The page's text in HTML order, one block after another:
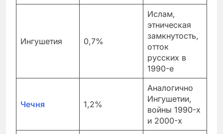
Ингушетия 0,7%
Ислам,
этническая
замкнутость,
отток
русских в
1990-е
Чечня 1,2%
Аналогично
Ингушетии,
войны 1990-х
и 2000-х